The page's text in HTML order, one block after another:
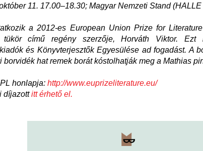
11. 17.00–18.30; Magyar Nemzeti Stand
a 2012-es European Union Prize for
tükör című regény szerzője, Horváth Viktor. Ezt
és Könyvterjesztők Egyesülése ad fogadást. A
borvidék hat remek borát kóstolhatják meg a Mathias
honlapja: http://www.euprizeliterature.eu/
díjazottitt érhető el.